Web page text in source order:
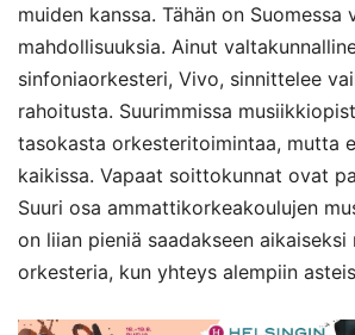
muiden kanssa. Tähän on Suomessa
mahdollisuuksia. Ainut
sinfoniaorkesteri, Vivo, sinnittelee
rahoitusta. Suurimmissa
tasokasta orkesteritoimintaa, mutta
kaikissa. Vapaat soittokunnat ovat
Suuri osa ammattikorkeakoulujen
on liian pieniä saadakseen aikaiseksi
orkesteria, kun yhteys alempiin